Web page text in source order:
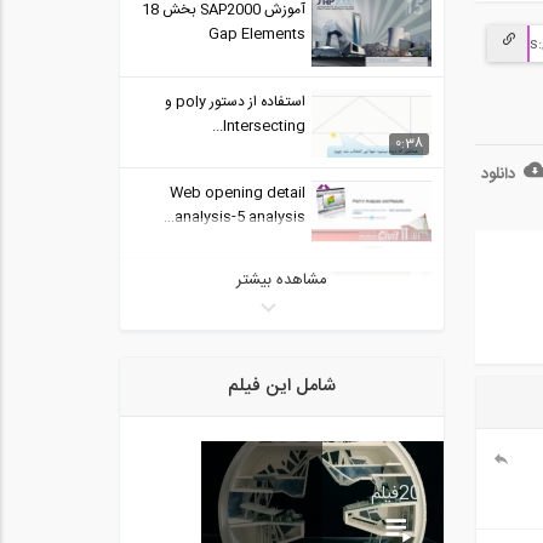
دانلود
آموزش SAP2000 بخش 18
Gap Elements
0:38
استفاده از دستور poly و
Intersecting...
Web opening detail
analysis-5 analysis...
قسمت هفتم بخش اصول
طراحی نما مبحث...
Nonlinear Shear...
1:34
نحوه وارد نمودن خطوط شبکه
از برنامه...
مشاهده بیشتر
شامل این فیلم
20فیلم